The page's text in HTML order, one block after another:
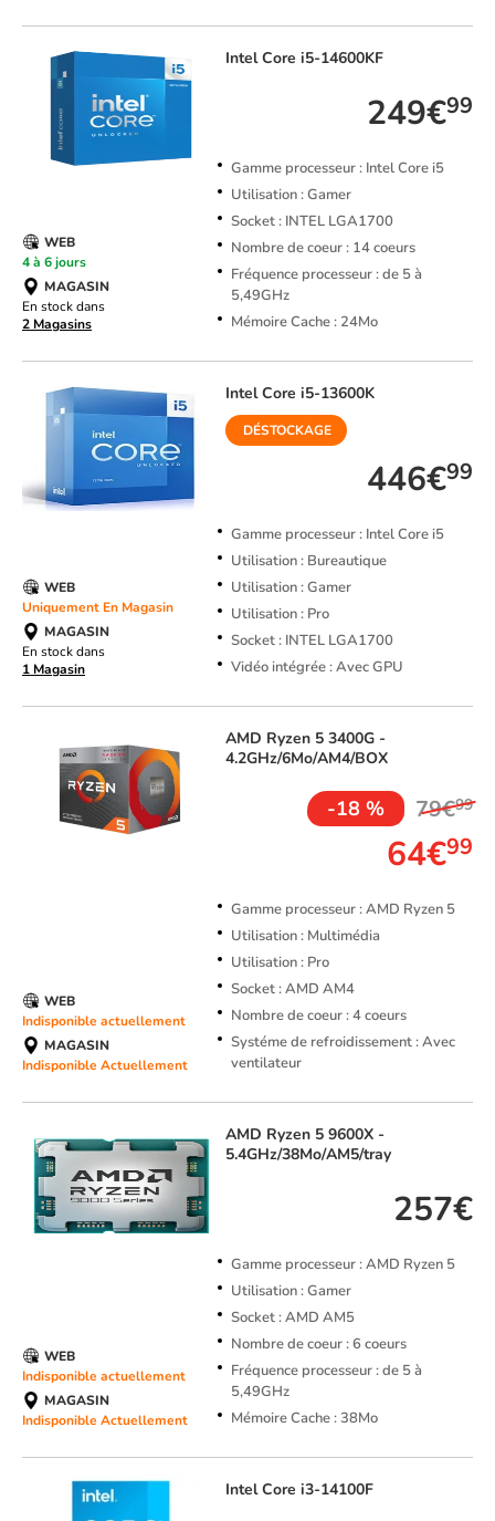
IntelCore i5-14600KF
249€99
Gamme processeur : Intel Core i5
Utilisation : Gamer
Socket : INTEL LGA1700
Nombre de coeur : 14 coeurs
Fréquence processeur : de 5 à
5,49GHz
Mémoire Cache : 24Mo
WEB
4 à 6 jours
MAGASIN
En stock dans
2 Magasins
IntelCore i5-13600K
DÉSTOCKAGE
446€99
Gamme processeur : Intel Core i5
Utilisation : Bureautique
Utilisation : Gamer
Utilisation : Pro
Socket : INTEL LGA1700
Vidéo intégrée : Avec GPU
WEB
Uniquement En Magasin
MAGASIN
En stock dans
1 Magasin
AMD Ryzen 5 3400G -
4.2GHz/6Mo/AM4/BOX
-18 % 79€99
64€99
Gamme processeur : AMD Ryzen 5
Utilisation : Multimédia
Utilisation : Pro
Socket : AMD AM4
Nombre de coeur : 4 coeurs
Systéme de refroidissement : Avec
ventilateur
WEB
Indisponible actuellement
MAGASIN
Indisponible Actuellement
AMD Ryzen 5 9600X -
5.4GHz/38Mo/AM5/tray
257€
Gamme processeur : AMD Ryzen 5
Utilisation : Gamer
Socket : AMD AM5
Nombre de coeur : 6 coeurs
Fréquence processeur : de 5 à
5,49GHz
Mémoire Cache : 38Mo
WEB
Indisponible actuellement
MAGASIN
Indisponible Actuellement
IntelCore i3-14100F